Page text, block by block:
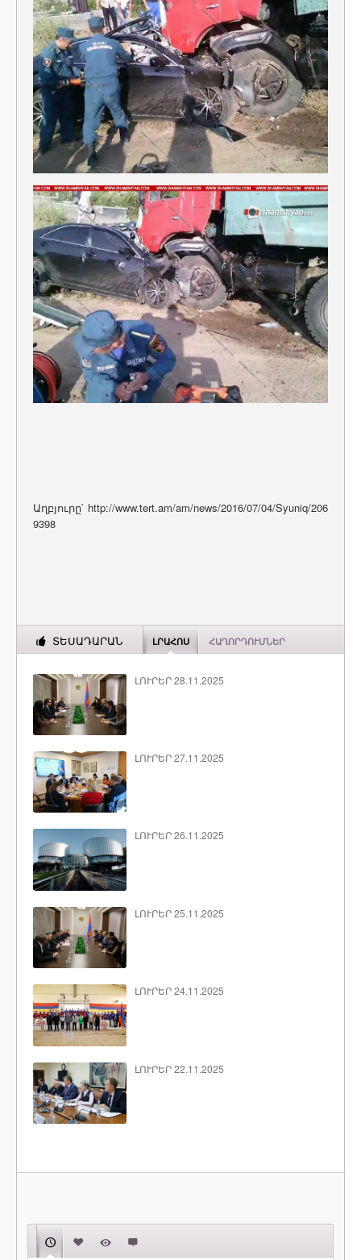
Աղբյուրը` http://www.tert.am/am/news/2016/07/04/Syuniq/206
9398
ՏԵՍԱԴԱՐԱՆ ԼՐԱՀՈՍ ՀԱՂՈՐԴՈՒՄՆԵՐ
ԼՈՒՐԵՐ 28.11.2025
ԼՈՒՐԵՐ 27.11.2025
ԼՈՒՐԵՐ 26.11.2025
ԼՈՒՐԵՐ 25.11.2025
ԼՈՒՐԵՐ 24.11.2025
ԼՈՒՐԵՐ 22.11.2025